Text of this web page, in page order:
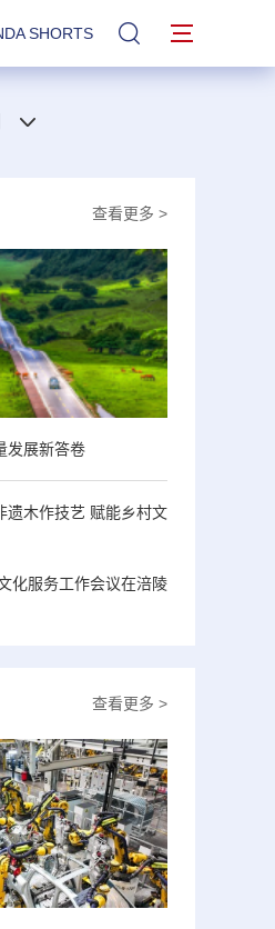
SHORTS 站内搜索
查看更多 >
发展新答卷
遗木作技艺 赋能乡村文
化服务工作会议在涪陵
查看更多 >